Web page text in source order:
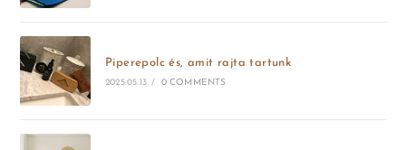
Piperepolc és, amit rajta tartunk
2025.05.13. / 0 COMMENTS